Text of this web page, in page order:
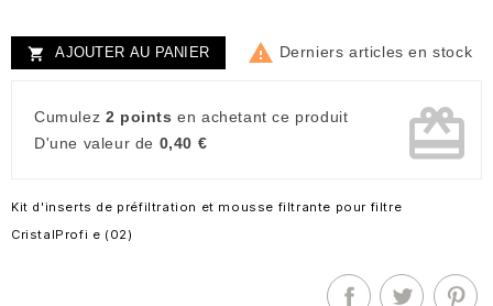
 AJOUTER AU PANIER  Derniers articles en stock
Cumulez 2 points en achetant ce produit
D'une valeur de 0,40 € card_giftcard
Kit d'inserts de préfiltration et mousse filtrante pour filtre
CristalProfi e (02)